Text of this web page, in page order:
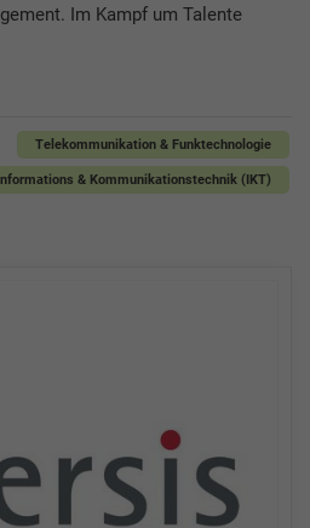
Im Kampf um Talente
Telekommunikation & Funktechnologie
Informations & Kommunikationstechnik (IKT)